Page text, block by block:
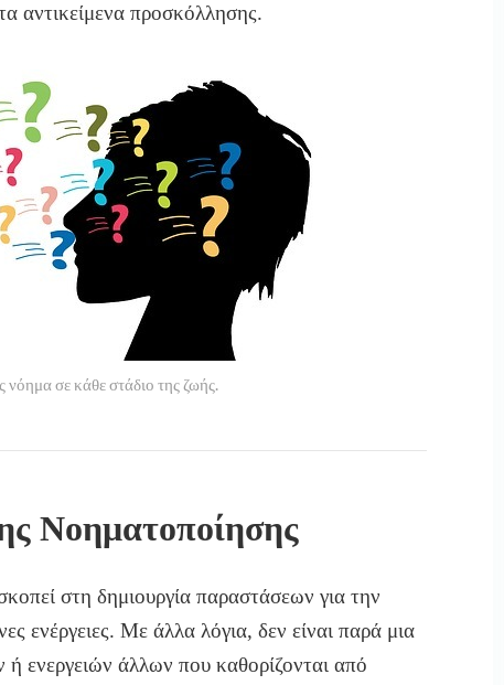
αντικείμενα προσκόλλησης.
σε κάθε στάδιο της ζωής.
Νοηματοποίησης
στη δημιουργία παραστάσεων για την
ενέργειες. Με άλλα λόγια, δεν είναι παρά μια
ενεργειών άλλων που καθορίζονται από